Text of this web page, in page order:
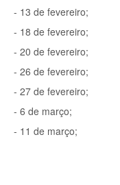
- 13 de fevereiro;
- 18 de fevereiro;
- 20 de fevereiro;
- 26 de fevereiro;
- 27 de fevereiro;
- 6 de março;
- 11 de março;